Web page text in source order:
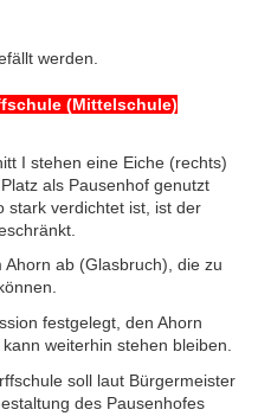
werden.
(Mittelschule)
I stehen eine Eiche (rechts)
als Pausenhof genutzt
stark verdichtet ist, ist der
ab (Glasbruch), die zu
festgelegt, den Ahorn
weiterhin stehen bleiben.
soll laut Bürgermeister
des Pausenhofes